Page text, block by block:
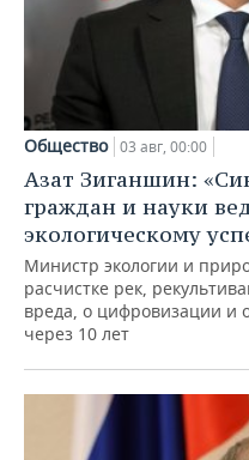
Общество 03 авг, 00:00
Азат Зиганшин:
граждан и науки
экологическому
Министр экологии и
расчистке рек,
вреда, о цифровизации и
через 10 лет